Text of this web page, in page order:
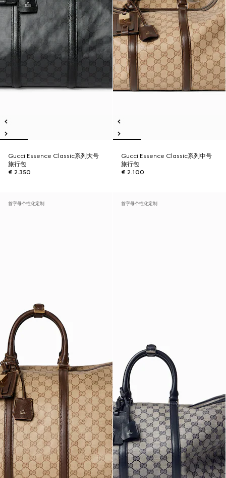
Gucci Essence Classic系列大号
旅行包
€ 2.350
Gucci Essence Classic系列中号
旅行包
€ 2.100
首字母个性化定制 首字母个性化定制